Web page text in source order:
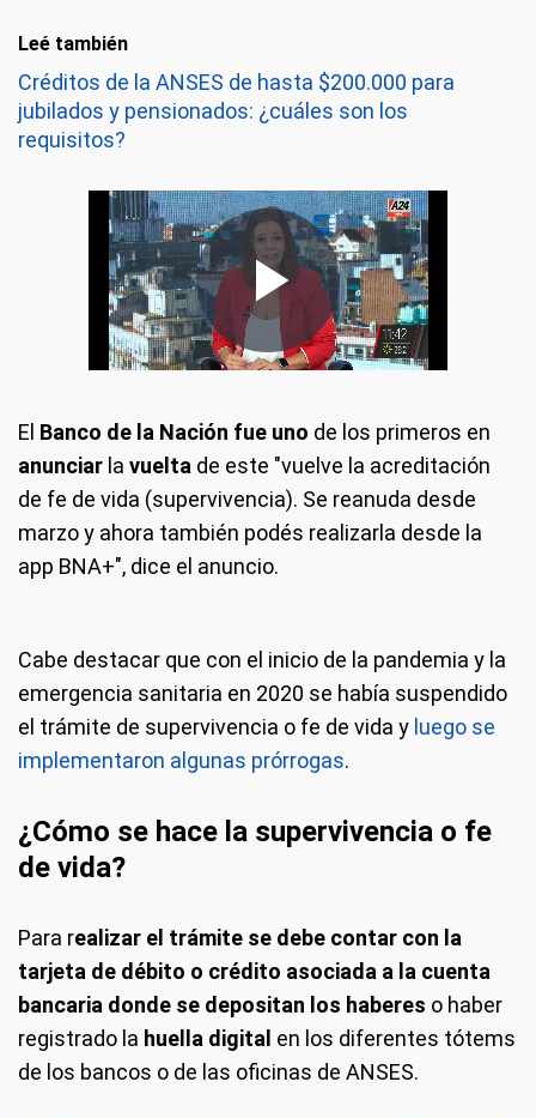
Leé también
Créditos de la ANSES de hasta $200.000 para
jubilados y pensionados: ¿cuáles son los
requisitos?
El Banco de la Nación fue uno de los primeros en
anunciar la vuelta de este "vuelve la acreditación
de fe de vida (supervivencia). Se reanuda desde
marzo y ahora también podés realizarla desde la
app BNA+", dice el anuncio.
Cabe destacar que con el inicio de la pandemia y la
emergencia sanitaria en 2020 se había suspendido
el trámite de supervivencia o fe de vida y luego se
implementaron algunas prórrogas.
¿Cómo se hace la supervivencia o fe
de vida?
Para realizar el trámite se debe contar con la
tarjeta de débito o crédito asociada a la cuenta
bancaria donde se depositan los haberes o haber
registrado la huella digital en los diferentes tótems
de los bancos o de las oficinas de ANSES.